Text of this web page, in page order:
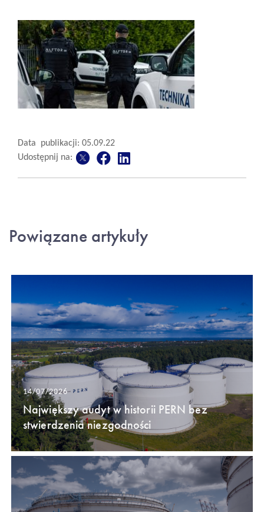
Data publikacji: 05.09.22
Udostępnij na:
Powiązane artykuły
14/07/2026
Największy audyt w historii PERN bez
stwierdzenia niezgodności